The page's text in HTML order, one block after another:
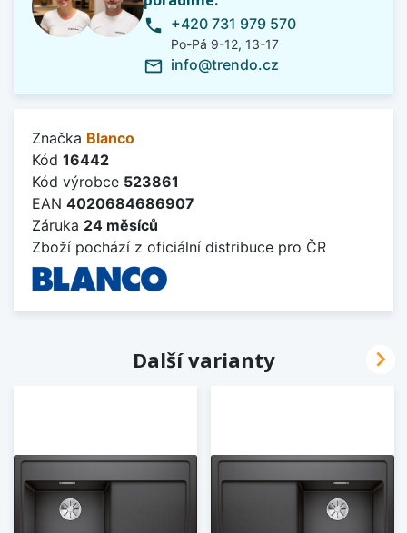
phone +420 731 979 570
Po-Pá 9-12, 13-17
mail_outline info@trendo.cz
Značka Blanco
Kód 16442
Kód výrobce 523861
EAN 4020684686907
Záruka 24 měsíců
Zboží pochází z oficiální distribuce pro ČR
Další varianty 